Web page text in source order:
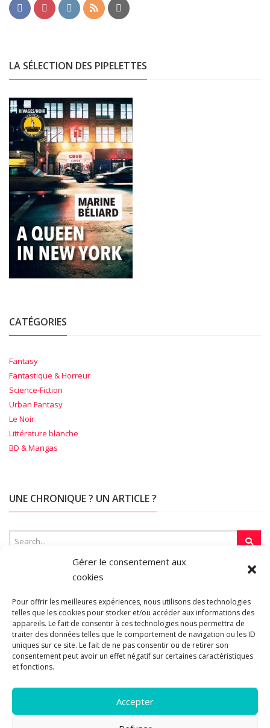
Gérer le consentement aux
cookies
Pour offrir les meilleures expériences, nous utilisons des technologies
telles que les cookies pour stocker et/ou accéder aux informations des
appareils. Le fait de consentir à ces technologies nous permettra de
traiter des données telles que le comportement de navigation ou les ID
uniques sur ce site. Le fait de ne pas consentir ou de retirer son
consentement peut avoir un effet négatif sur certaines caractéristiques
et fonctions.
Accepter
LA SÉLECTION DES PIPELETTES
CATÉGORIES
Fantasy
Fantastique & Horreur
Science-Fiction
Urban Fantasy
Le Noir
Littérature blanche
BD & Mangas
UNE CHRONIQUE ? UN ARTICLE ?
SUR LA TOILE…
Blogroll